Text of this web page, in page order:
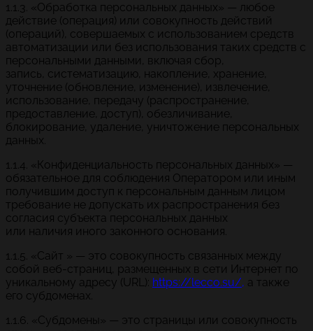
1.1.3. «Обработка персональных данных» — любое
действие (операция) или совокупность действий
(операций), совершаемых с использованием средств
автоматизации или без использования таких средств с
персональными данными, включая сбор,
запись, систематизацию, накопление, хранение,
уточнение (обновление, изменение), извлечение,
использование, передачу (распространение,
предоставление, доступ), обезличивание,
блокирование, удаление, уничтожение персональных
данных.
1.1.4. «Конфиденциальность персональных данных» —
обязательное для соблюдения Оператором или иным
получившим доступ к персональным данным лицом
требование не допускать их распространения без
согласия субъекта персональных данных
или наличия иного законного основания.
1.1.5. «Сайт » — это совокупность связанных между
собой веб-страниц, размещенных в сети Интернет по
уникальному адресу (URL): https://lecco.su/, а также
его субдоменах.
1.1.6. «Субдомены» — это страницы или совокупность